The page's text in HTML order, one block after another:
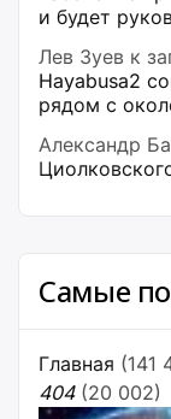
и будет
Лев Зуев к
Hayabusa2
рядом с
Александр
Самые
Главная (141
404 (20 002)